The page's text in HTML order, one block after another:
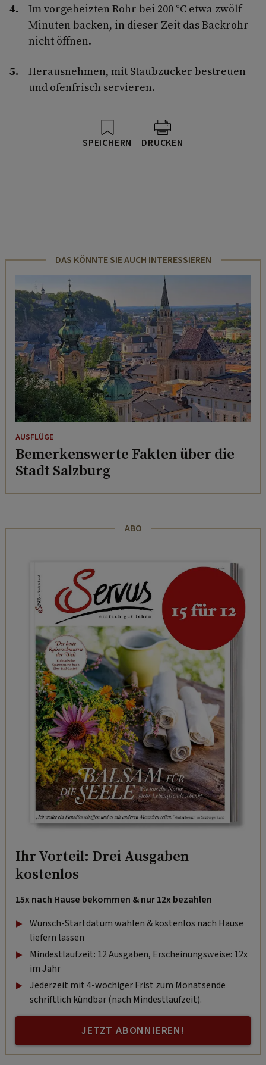
Im vorgeheizten Rohr bei 200 °C etwa zwölf
Minuten backen, in dieser Zeit das Backrohr
nicht öffnen.
Herausnehmen, mit Staubzucker bestreuen
und ofenfrisch servieren.
SPEICHERN DRUCKEN
DAS KÖNNTE SIE AUCH INTERESSIEREN
AUSFLÜGE
Bemerkenswerte Fakten über die
Stadt Salzburg
ABO
Ihr Vorteil: Drei Ausgaben
kostenlos
15x nach Hause bekommen & nur 12x bezahlen
Wunsch-Startdatum wählen & kostenlos nach Hause
liefern lassen
Mindestlaufzeit: 12 Ausgaben, Erscheinungsweise: 12x
im Jahr
Jederzeit mit 4-wöchiger Frist zum Monatsende
schriftlich kündbar (nach Mindestlaufzeit).
JETZT ABONNIEREN!